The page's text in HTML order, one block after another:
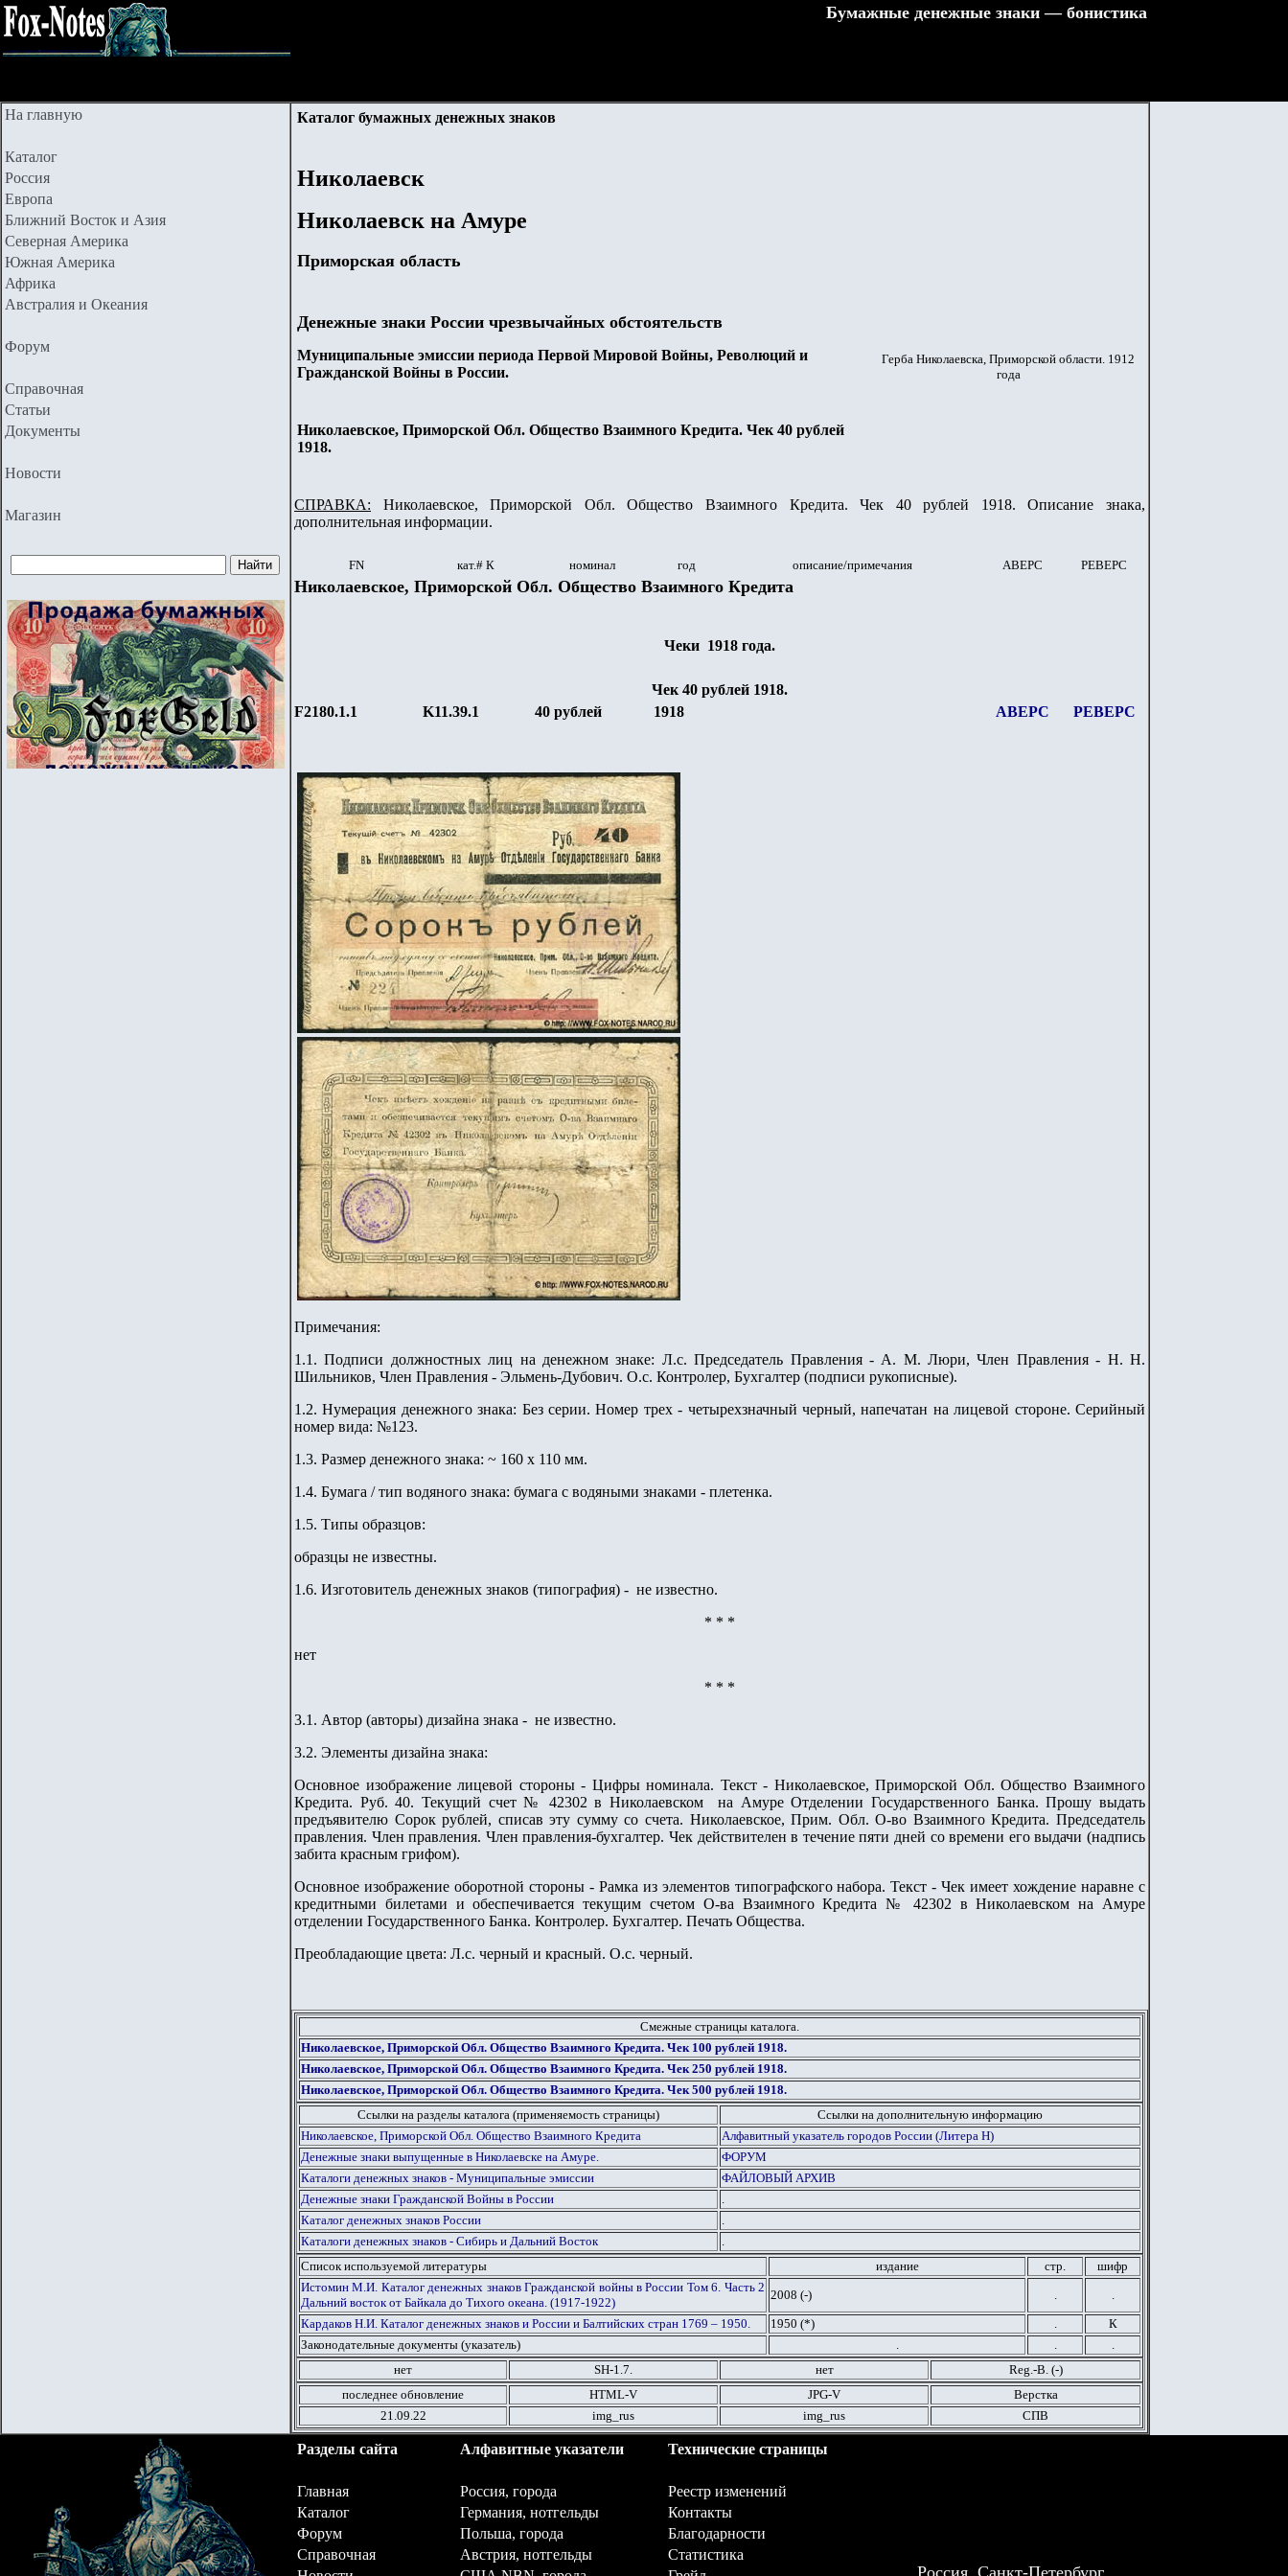
Бумажные денежные знаки — бонистика
На главную
Каталог
Россия
Европа
Ближний Восток и Азия
Северная Америка
Южная Америка
Африка
Австралия и Океания
Форум
Справочная
Статьи
Документы
Новости
Магазин
Каталог бумажных денежных знаков
Николаевск
Николаевск на Амуре
Приморская область
Денежные знаки России чрезвычайных обстоятельств
Муниципальные эмиссии периода Первой Мировой Войны, Революций и
Гражданской Войны в России.
Николаевское, Приморской Обл. Общество Взаимного Кредита. Чек 40 рублей
1918.
Герба Николаевска, Приморской области. 1912
года
СПРАВКА: Николаевское, Приморской Обл. Общество Взаимного Кредита. Чек 40 рублей 1918. Описание знака,
дополнительная информации.
FN кат.# К номинал год описание/примечания АВЕРС РЕВЕРС
Николаевское, Приморской Обл. Общество Взаимного Кредита
Чеки 1918 года.
Чек 40 рублей 1918.
F2180.1.1
K11.39.1 40 рублей 1918 АВЕРС РЕВЕРС
Примечания:
1.1. Подписи должностных лиц на денежном знаке: Л.с. Председатель Правления- А. М. Люри,Член Правления- Н. Н.
Шильников, Член Правления - Эльмень-Дубович. О.с. Контролер, Бухгалтер (подписи рукописные).
1.2. Нумерация денежного знака: Без серии. Номер трех - четырехзначный черный, напечатан на лицевой стороне. Серийный
номер вида: №123.
1.3. Размер денежного знака: ~ 160 х 110 мм.
1.4. Бумага / тип водяного знака: бумага с водяными знаками - плетенка.
1.5. Типы образцов:
образцы не известны.
1.6. Изготовитель денежных знаков (типография) - не известно.
* * *
нет
* * *
3.1. Автор (авторы) дизайна знака - не известно.
3.2. Элементы дизайна знака:
Основное изображение лицевой стороны - Цифры номинала. Текст - Николаевское, Приморской Обл. Общество Взаимного
Кредита. Руб. 40. Текущий счет № 42302 в Николаевском на Амуре Отделении Государственного Банка. Прошу выдать
предъявителю Сорок рублей, списав эту сумму со счета. Николаевское, Прим. Обл. О-во Взаимного Кредита. Председатель
правления. Член правления. Член правления-бухгалтер. Чек действителен в течение пяти дней со времени его выдачи (надпись
забита красным грифом).
Основное изображение оборотной стороны - Рамка из элементов типографского набора. Текст - Чек имеет хождение наравне с
кредитными билетами и обеспечивается текущим счетом О-ва Взаимного Кредита № 42302 в Николаевском на Амуре
отделении Государственного Банка. Контролер. Бухгалтер. Печать Общества.
Преобладающие цвета: Л.с. черный и красный. О.с. черный.
Смежные страницы каталога.
Николаевское, Приморской Обл. Общество Взаимного Кредита. Чек 100 рублей 1918.
Николаевское, Приморской Обл. Общество Взаимного Кредита. Чек 250 рублей 1918.
Николаевское, Приморской Обл. Общество Взаимного Кредита. Чек 500 рублей 1918.
Ссылки на разделы каталога (применяемость страницы)
Ссылки на дополнительную информацию
Николаевское, Приморской Обл. Общество Взаимного Кредита
Алфавитный указатель городов России (Литера H)
Денежные знаки выпущенные в Николаевске на Амуре.
ФОРУМ
Каталоги денежных знаков - Муниципальные эмиссии
ФАЙЛОВЫЙ АРХИВ
Денежные знаки Гражданской Войны в России
.
Каталог денежных знаков России
.
Каталоги денежных знаков - Сибирь и Дальний Восток
.
Список используемой литературы
издание стр.
шифр
Истомин М.И. Каталог денежных знаков Гражданской войны в России Том 6. Часть 2
Дальний восток от Байкала до Тихого океана. (1917-1922)
2008 (-) .
.
Кардаков Н.И. Каталог денежных знаков и России и Балтийских стран 1769 – 1950.
1950 (*) .
К
Законодательные документы (указатель)
. .
.
нет
SH-1.7. нет
Reg.-B. (-)
последнее обновление
HTML-V JPG-V
Верстка
21.09.22
img_rus img_rus СПВ
Разделы сайта Алфавитные указатели Технические страницы
Главная Россия, города
Реестр изменений
Каталог
Германия, нотгельды
Контакты
Форум
Польша, города
Благодарности
Справочная
Австрия, нотгельды
Статистика
Россия, Санкт-Петербург